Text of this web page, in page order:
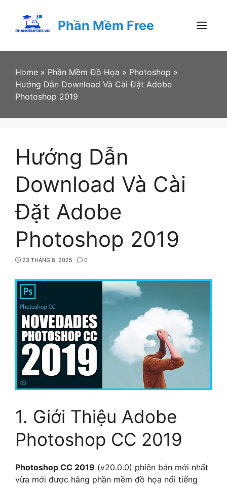
content
Phần Mềm Free Menu
Home » Phần Mềm Đồ Họa » Photoshop »
Hướng Dẫn Download Và Cài Đặt Adobe
Photoshop 2019
Hướng Dẫn
Download Và Cài
Đặt Adobe
Photoshop 2019
23 THÁNG 8, 2025 0
1. Giới Thiệu Adobe
Photoshop CC 2019
Photoshop CC 2019 (v20.0.0) phiên bản mới nhất
vừa mới được hãng phần mềm đồ họa nổi tiểng